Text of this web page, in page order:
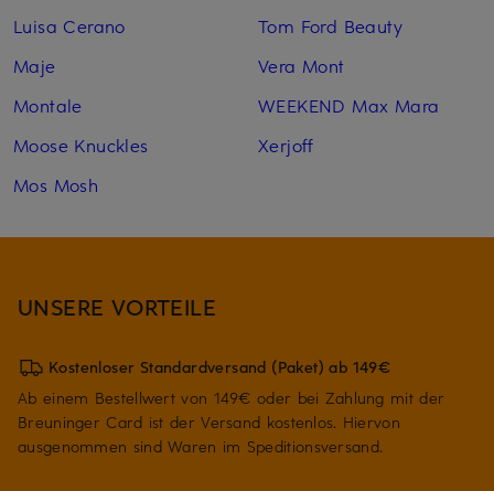
Luisa Cerano
Maje
Montale
Moose Knuckles
Mos Mosh
Tom Ford Beauty
Vera Mont
WEEKEND Max Mara
Xerjoff
UNSERE VORTEILE
Kostenloser Standardversand (Paket) ab 149€
Ab einem Bestellwert von 149€ oder bei Zahlung mit der
Breuninger Card ist der Versand kostenlos. Hiervon
ausgenommen sind Waren im Speditionsversand.